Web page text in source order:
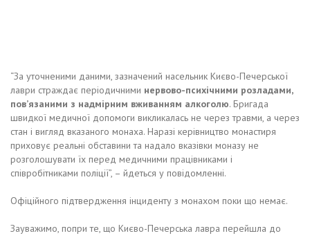
“За уточненими даними, зазначений насельник Києво-Печерської
лаври страждає періодичними нервово-психічними розладами,
пов’язаними з надмірним вживанням алкоголю. Бригада
швидкої медичної допомоги викликалась не через травми, а через
стан і вигляд вказаного монаха. Наразі керівництво монастиря
приховує реальні обставини та надало вказівки моназу не
розголошувати їх перед медичними працівниками і
співробітниками поліції”, – йдеться у повідомленні.
Офіційного підтвердження інциденту з монахом поки що немає.
Зауважимо, попри те, що Києво-Печерська лавра перейшла до